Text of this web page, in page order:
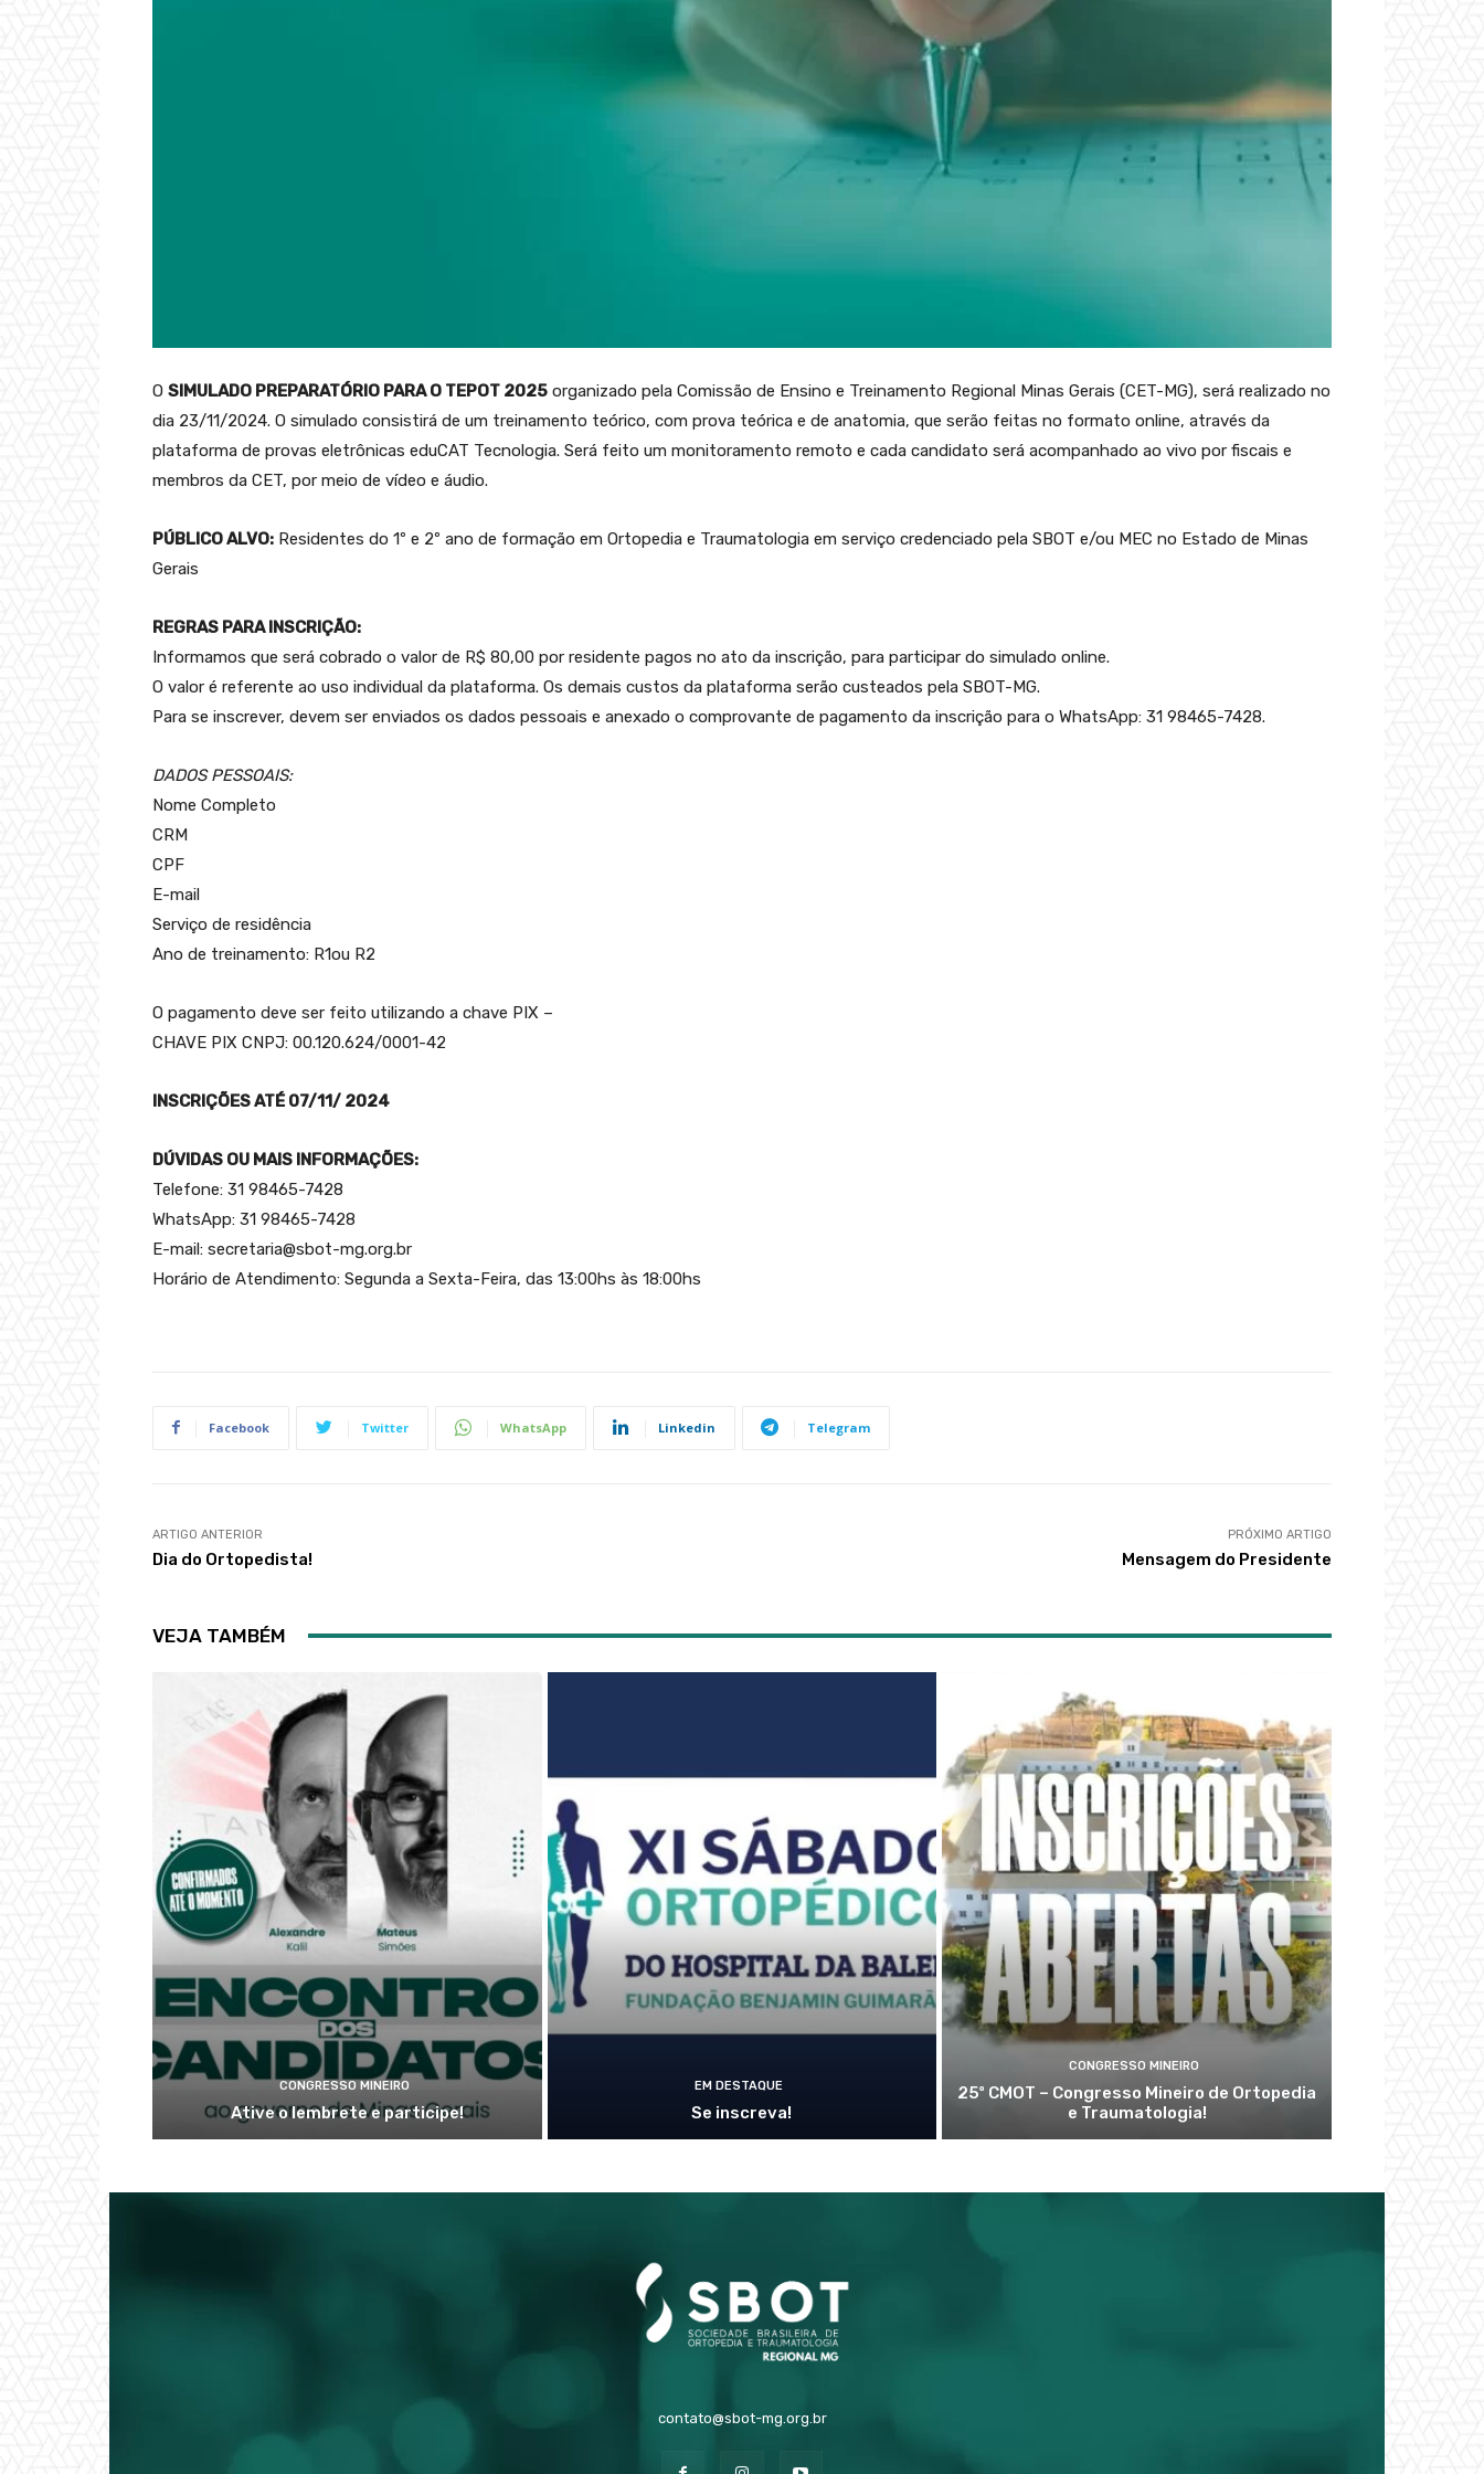
O SIMULADO PREPARATÓRIO PARA O TEPOT 2025 organizado pela Comissão de Ensino e Treinamento Regional Minas Gerais (CET-MG), será realizado no
dia 23/11/2024. O simulado consistirá de um treinamento teórico, com prova teórica e de anatomia, que serão feitas no formato online, através da
plataforma de provas eletrônicas eduCAT Tecnologia. Será feito um monitoramento remoto e cada candidato será acompanhado ao vivo por fiscais e
membros da CET, por meio de vídeo e áudio.
PÚBLICO ALVO: Residentes do 1º e 2º ano de formação em Ortopedia e Traumatologia em serviço credenciado pela SBOT e/ou MEC no Estado de Minas
Gerais
REGRAS PARA INSCRIÇÃO:
Informamos que será cobrado o valor de R$ 80,00 por residente pagos no ato da inscrição, para participar do simulado online.
O valor é referente ao uso individual da plataforma. Os demais custos da plataforma serão custeados pela SBOT-MG.
Para se inscrever, devem ser enviados os dados pessoais e anexado o comprovante de pagamento da inscrição para o WhatsApp: 31 98465-7428.
DADOS PESSOAIS:
Nome Completo
CRM
CPF
E-mail
Serviço de residência
Ano de treinamento: R1ou R2
O pagamento deve ser feito utilizando a chave PIX –
CHAVE PIX CNPJ: 00.120.624/0001-42
INSCRIÇÕES ATÉ 07/11/ 2024
DÚVIDAS OU MAIS INFORMAÇÕES:
Telefone: 31 98465-7428
WhatsApp: 31 98465-7428
E-mail: secretaria@sbot-mg.org.br
Horário de Atendimento: Segunda a Sexta-Feira, das 13:00hs às 18:00hs
Facebook Twitter WhatsApp Linkedin Telegram
ARTIGO ANTERIOR
Dia do Ortopedista!
PRÓXIMO ARTIGO
Mensagem do Presidente
VEJA TAMBÉM
CONGRESSO MINEIRO
Ative o lembrete e participe!
EM DESTAQUE
Se inscreva!
CONGRESSO MINEIRO
25º CMOT – Congresso Mineiro de Ortopedia
e Traumatologia!
contato@sbot-mg.org.br